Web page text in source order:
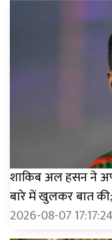
शाकिब अल हसन ने
बारे में खुलकर बात
2026-08-07 17:17:24